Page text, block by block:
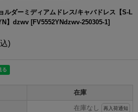
ルダーミディアムドレス/キャバドレス【S-L
】dzwv [FV5552YNdzwv-250305-1]
)
在庫
在庫なし 再入荷通知